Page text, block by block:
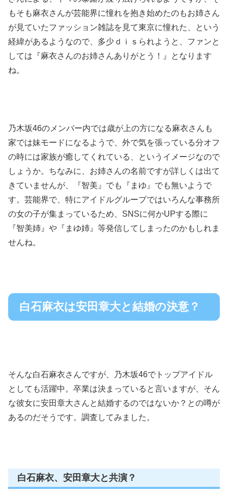
もそも麻衣さんが芸能界に憧れを抱き始めたのもお姉さん
が見ていたファッション雑誌を見て東京に憧れた、という
経緯があるようなので、多少ｄｉｓられようと、ファンと
しては『麻衣さんのお姉さんありがとう！』となります
ね。
乃木坂46のメンバー内では歳が上の方になる麻衣さんも
家では妹モードになるようで、外で気を張っている分オフ
の時には家族が癒してくれている、というイメージなので
しょうか。ちなみに、お姉さんの名前ですが詳しくは出て
きていませんが、『智美』でも『まゆ』でも無いようで
す。芸能界で、特にアイドルグループではいろんな事務所
の女の子が集まっているため、SNSに何かUPする際に
『智美姉』や『まゆ姉』等発信してしまったのかもしれま
せんね。
白石麻衣は安田章大と結婚の決意？
そんな白石麻衣さんですが、乃木坂46でトップアイドル
としても活躍中。卒業は決まっていると言いますが、そん
な彼女に安田章大さんと結婚するのではないか？との噂が
あるのだそうです。調査してみました。
白石麻衣、安田章大と共演？